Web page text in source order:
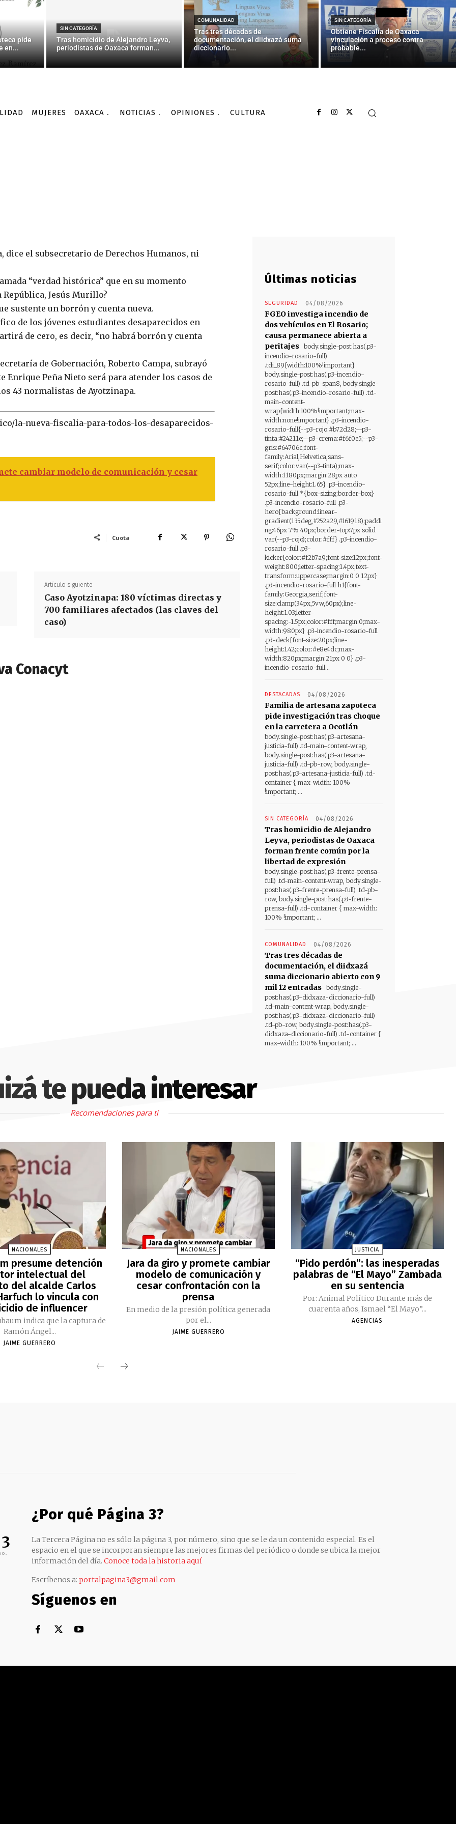
pide
en...
SIN CATEGORÍA
Tras homicidio de Alejandro Leyva,
periodistas de Oaxaca forman...
COMUNALIDAD
Tras tres décadas de
documentación, el diidxazá suma
diccionario...
SIN CATEGORÍA
Obtiene Fiscalía de Oaxaca
vinculación a proceso contra
probable...
MUJERES OAXACA NOTICIAS OPINIONES CULTURA
Campa
AGENCIA INFORMATIVA CONACYT - 25/09/2015
el subsecretario de Derechos Humanos, ni
“verdad histórica” que en su momento
Jesús Murillo?
sustente un borrón y cuenta nueva.
de los jóvenes estudiantes desaparecidos en
de cero, es decir, “no habrá borrón y cuenta
de Gobernación, Roberto Campa, subrayó
Peña Nieto será para atender los casos de
43 normalistas de Ayotzinapa.
la-nueva-fiscalia-para-todos-los-desaparecidos-
cambiar modelo de comunicación y cesar
Cuota
Artículo siguiente
Caso Ayotzinapa: 180 víctimas directas y
700 familiares afectados (las claves del
caso)
Conacyt
Últimas noticias
SEGURIDAD 04/08/2026
FGEO investiga incendio de
dos vehículos en El Rosario;
causa permanece abierta a
peritajes body.single-post:has(.p3-
incendio-rosario-full)
.tdi_89{width:100%!important}
body.single-post:has(.p3-incendio-
rosario-full) .td-pb-span8, body.single-
post:has(.p3-incendio-rosario-full) .td-
main-content-
wrap{width:100%!important;max-
width:none!important} .p3-incendio-
rosario-full{--p3-rojo:#b72d28;--p3-
tinta:#24211e;--p3-crema:#f6f0e5;--p3-
gris:#64706c;font-
family:Arial,Helvetica,sans-
serif;color:var(--p3-tinta);max-
width:1180px;margin:28px auto
52px;line-height:1.65} .p3-incendio-
rosario-full *{box-sizing:border-box}
.p3-incendio-rosario-full .p3-
hero{background:linear-
gradient(135deg,#252a29,#161918);paddi
ng:46px 7% 40px;border-top:7px solid
var(--p3-rojo);color:#fff} .p3-incendio-
rosario-full .p3-
kicker{color:#f2b7a9;font-size:12px;font-
weight:800;letter-spacing:1.4px;text-
transform:uppercase;margin:0 0 12px}
.p3-incendio-rosario-full h1{font-
family:Georgia,serif;font-
size:clamp(34px,5vw,60px);line-
height:1.03;letter-
spacing:-1.5px;color:#fff;margin:0;max-
width:980px} .p3-incendio-rosario-full
.p3-deck{font-size:20px;line-
height:1.42;color:#e8e4dc;max-
width:820px;margin:21px 0 0} .p3-
incendio-rosario-full...
DESTACADAS 04/08/2026
Familia de artesana zapoteca
pide investigación tras choque
en la carretera a Ocotlán
body.single-post:has(.p3-artesana-
justicia-full) .td-main-content-wrap,
body.single-post:has(.p3-artesana-
justicia-full) .td-pb-row, body.single-
post:has(.p3-artesana-justicia-full) .td-
container { max-width: 100%
!important; ...
SIN CATEGORÍA 04/08/2026
Tras homicidio de Alejandro
Leyva, periodistas de Oaxaca
forman frente común por la
libertad de expresión
body.single-post:has(.p3-frente-prensa-
full) .td-main-content-wrap, body.single-
post:has(.p3-frente-prensa-full) .td-pb-
row, body.single-post:has(.p3-frente-
prensa-full) .td-container { max-width:
100% !important; ...
COMUNALIDAD 04/08/2026
Tras tres décadas de
documentación, el diidxazá
suma diccionario abierto con 9
mil 12 entradas body.single-
post:has(.p3-didxaza-diccionario-full)
.td-main-content-wrap, body.single-
post:has(.p3-didxaza-diccionario-full)
.td-pb-row, body.single-post:has(.p3-
didxaza-diccionario-full) .td-container {
max-width: 100% !important; ...
te pueda interesar
Recomendaciones para ti
NACIONALES
presume detención
intelectual del
del alcalde Carlos
lo vincula con
de influencer
indica que la captura de
Ramón Ángel...
JAIME GUERRERO
NACIONALES
Jara da giro y promete cambiar
modelo de comunicación y
cesar confrontación con la
prensa
En medio de la presión política generada
por el...
JAIME GUERRERO
JUSTICIA
“Pido perdón”: las inesperadas
palabras de “El Mayo” Zambada
en su sentencia
Por: Animal Político Durante más de
cuarenta años, Ismael “El Mayo”...
AGENCIAS
¿Por qué Página 3?
La Tercera Página no es sólo la página 3, por número, sino que se le da un contenido especial. Es el
espacio en el que se incorporan siempre las mejores firmas del periódico o donde se ubica la mejor
información del día. Conoce toda la historia aquí
Escríbenos a: portalpagina3@gmail.com
Síguenos en